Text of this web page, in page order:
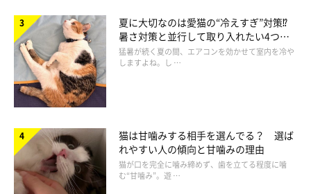
を知っているのでしょうか？
飼い主さん：
「
毎日のことなので、スイッチをガチャガチャするとあたたかく
なることは理解しているようです
カーペットがめくれているので、自分で何とかできないかとチャ
レンジしたこともあるのかもしれません」
朝、ホットカーペットのスイッチを早く入れよの顔🤣
夏に大切なのは愛猫の“冷えすぎ”対策⁉
暑さ対策と並行して取り入れたい4つの
工夫
猛暑が続く夏の間、エアコンを効かせて室内を冷や
しますよね。し …
猫は甘噛みする相手を選んでる？ 選ば
れやすい人の傾向と甘噛みの理由
猫が口を完全に噛み締めず、歯を立てる程度に噛
む“甘噛み”。遊 …